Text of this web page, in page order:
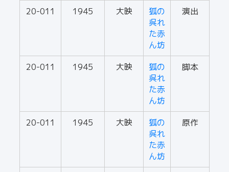
20-011 1945 大映
狐の
呉れ
た赤
ん坊
演出
20-011 1945 大映
狐の
呉れ
た赤
ん坊
脚本
20-011 1945 大映
狐の
呉れ
た赤
ん坊
原作